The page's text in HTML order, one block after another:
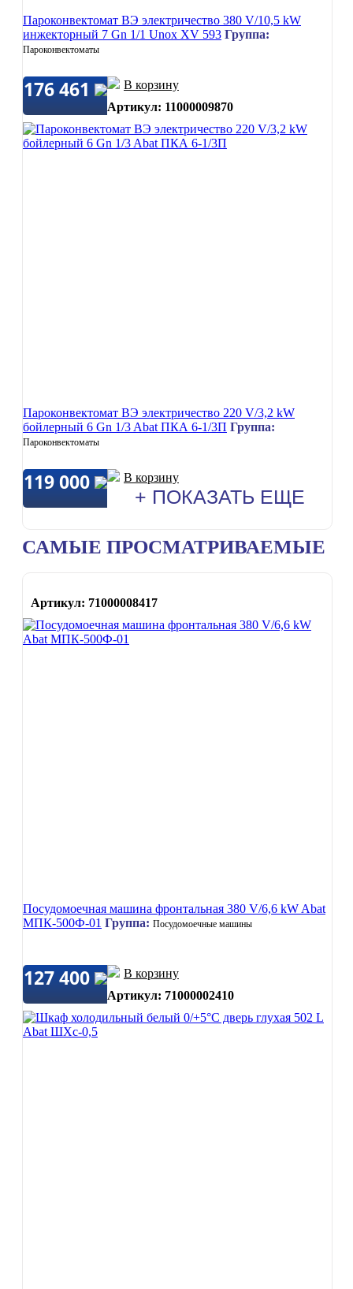
Пароконвектомат ВЭ электричество 380 V/10,5 kW
инжекторный 7 Gn 1/1 Unox XV 593 Группа:
Пароконвектоматы
176 461
В корзину
Артикул: 11000009870
Пароконвектомат ВЭ электричество 220 V/3,2 kW
бойлерный 6 Gn 1/3 Abat ПКА 6-1/3П Группа:
Пароконвектоматы
119 000 В корзину
+ ПОКАЗАТЬ ЕЩЕ
САМЫЕ ПРОСМАТРИВАЕМЫЕ
Артикул: 71000008417
Посудомоечная машина фронтальная 380 V/6,6 kW Abat
МПК-500Ф-01 Группа: Посудомоечные машины
127 400
В корзину
Артикул: 71000002410